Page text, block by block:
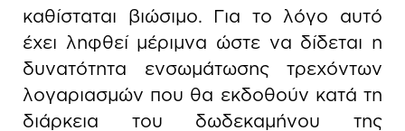
καθίσταται βιώσιμο. Για το λόγο αυτό
έχει ληφθεί μέριμνα ώστε να δίδεται η
δυνατότητα ενσωμάτωσης τρεχόντων
λογαριασμών που θα εκδοθούν κατά τη
διάρκεια του δωδεκαμήνου της